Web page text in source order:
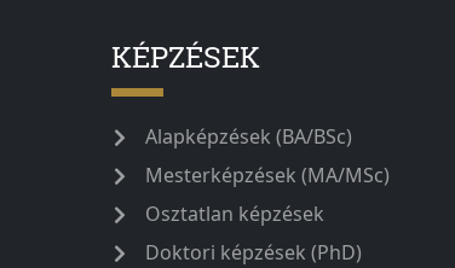
KÉPZÉSEK
Alapképzések (BA/BSc)
Mesterképzések (MA/MSc)
Osztatlan képzések
Doktori képzések (PhD)